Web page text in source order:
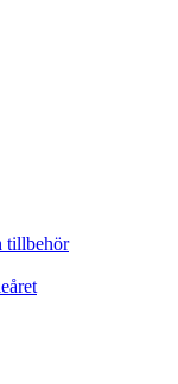
tillbehör